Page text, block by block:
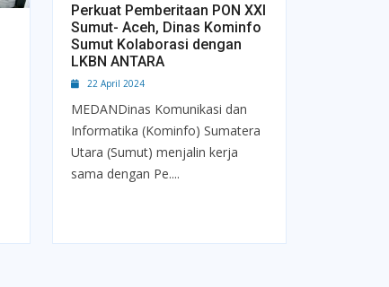
Perkuat Pemberitaan PON XXI
Sumut- Aceh, Dinas Kominfo
Sumut Kolaborasi dengan
LKBN ANTARA
22 April 2024
MEDANDinas Komunikasi dan
Informatika (Kominfo) Sumatera
Utara (Sumut) menjalin kerja
sama dengan Pe....